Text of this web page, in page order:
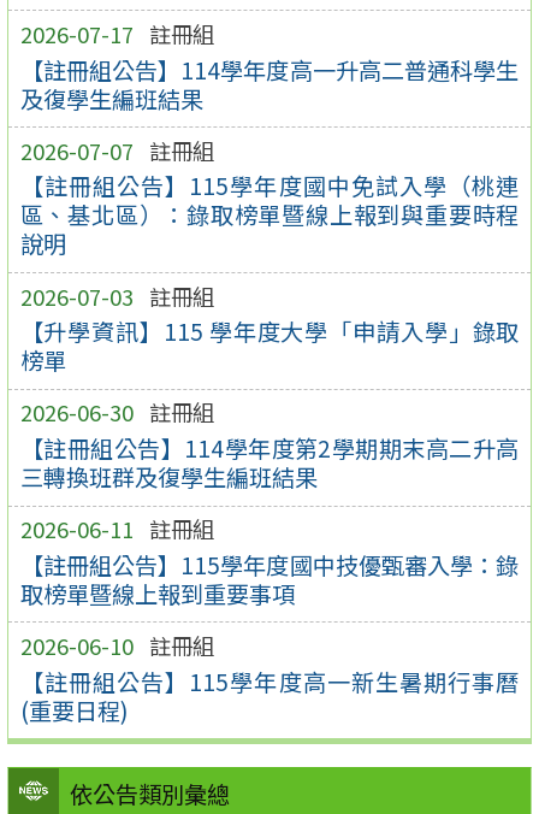
2026-07-17 註冊組
【註冊組公告】114學年度高一升高二普通科學生
及復學生編班結果
2026-07-07 註冊組
【註冊組公告】115學年度國中免試入學（桃連
區、基北區）：錄取榜單暨線上報到與重要時程
說明
2026-07-03 註冊組
【升學資訊】115 學年度大學「申請入學」錄取
榜單
2026-06-30 註冊組
【註冊組公告】114學年度第2學期期末高二升高
三轉換班群及復學生編班結果
2026-06-11 註冊組
【註冊組公告】115學年度國中技優甄審入學：錄
取榜單暨線上報到重要事項
2026-06-10 註冊組
【註冊組公告】115學年度高一新生暑期行事曆
(重要日程)
依公告類別彙總